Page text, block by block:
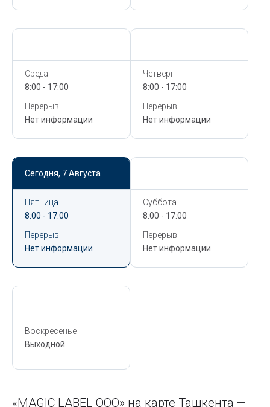
Среда
8:00 - 17:00
Перерыв
Нет информации
Четверг
8:00 - 17:00
Перерыв
Нет информации
Сегодня, 7 Августа
Пятница
8:00 - 17:00
Перерыв
Нет информации
Суббота
8:00 - 17:00
Перерыв
Нет информации
Воскресенье
Выходной
«MAGIC LABEL ООО» на карте Ташкента —